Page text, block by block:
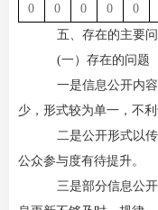
0 0 0 0 0
五、存在的主要
(一） 存在的问题
一是信息公开内
少，形式较为单一，不利
二是公开形式以
公众参与度有待提升。
三是部分信息公